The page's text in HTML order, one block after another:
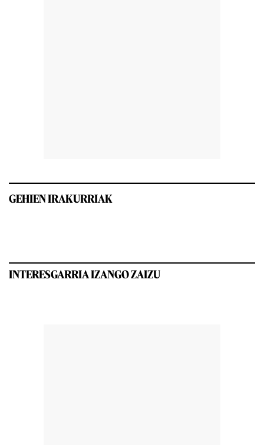
GEHIEN IRAKURRIAK
INTERESGARRIA IZANGO ZAIZU